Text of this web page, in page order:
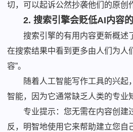
切，可以起诉公然抄袭他们的原创
2. 搜索引擎会贬低AI内容
搜索引擎的有用内容更新概述
在搜索结果中看到更多由人们为人
容”。
随着人工智能写作工具的兴起
智能，因为它通常缺乏人类的专业
专业提示：您无需在内容创建
反，明智地使用它来帮助建立您